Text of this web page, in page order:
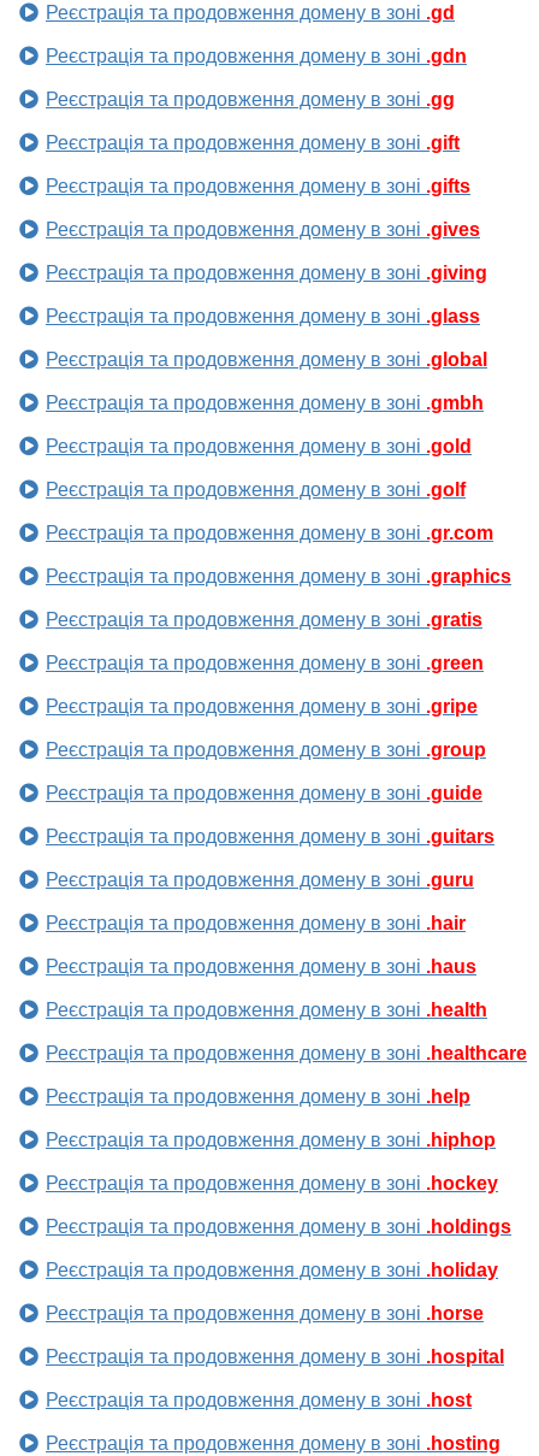
Реєстрація та продовження домену в зоні .gd
Реєстрація та продовження домену в зоні .gdn
Реєстрація та продовження домену в зоні .gg
Реєстрація та продовження домену в зоні .gift
Реєстрація та продовження домену в зоні .gifts
Реєстрація та продовження домену в зоні .gives
Реєстрація та продовження домену в зоні .giving
Реєстрація та продовження домену в зоні .glass
Реєстрація та продовження домену в зоні .global
Реєстрація та продовження домену в зоні .gmbh
Реєстрація та продовження домену в зоні .gold
Реєстрація та продовження домену в зоні .golf
Реєстрація та продовження домену в зоні .gr.com
Реєстрація та продовження домену в зоні .graphics
Реєстрація та продовження домену в зоні .gratis
Реєстрація та продовження домену в зоні .green
Реєстрація та продовження домену в зоні .gripe
Реєстрація та продовження домену в зоні .group
Реєстрація та продовження домену в зоні .guide
Реєстрація та продовження домену в зоні .guitars
Реєстрація та продовження домену в зоні .guru
Реєстрація та продовження домену в зоні .hair
Реєстрація та продовження домену в зоні .haus
Реєстрація та продовження домену в зоні .health
Реєстрація та продовження домену в зоні .healthcare
Реєстрація та продовження домену в зоні .help
Реєстрація та продовження домену в зоні .hiphop
Реєстрація та продовження домену в зоні .hockey
Реєстрація та продовження домену в зоні .holdings
Реєстрація та продовження домену в зоні .holiday
Реєстрація та продовження домену в зоні .horse
Реєстрація та продовження домену в зоні .hospital
Реєстрація та продовження домену в зоні .host
Реєстрація та продовження домену в зоні .hosting